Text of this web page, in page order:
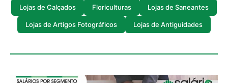
Lojas de Calçados Floriculturas Lojas de Saneantes
Lojas de Artigos Fotográficos Lojas de Antiguidades